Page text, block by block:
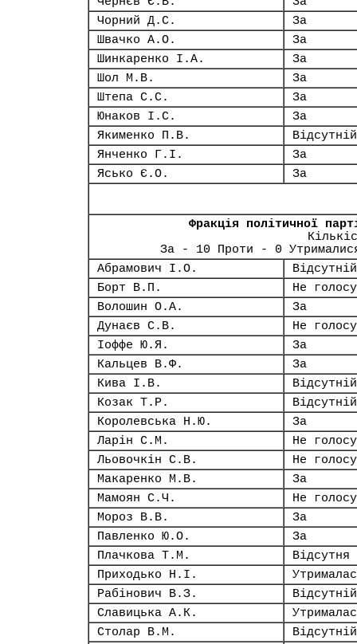
Чорний Д.С.
За
Швачко А.О.
За
Шинкаренко І.А.
За
Шол М.В.
За
Штепа С.С.
За
Юнаков І.С.
За
Якименко П.В.
Відсутній
Янченко Г.І.
За
Ясько Є.О.
За
Фракція політичної
За - 10 Проти - 0
Абрамович І.О.
Відсутній
Борт В.П.
Не
Волошин О.А.
За
Дунаєв С.В.
Не
Іоффе Ю.Я.
За
Кальцев В.Ф.
За
Кива І.В.
Відсутній
Козак Т.Р.
Відсутній
Королевська Н.Ю.
За
Ларін С.М.
Не
Льовочкін С.В.
Не
Макаренко М.В.
За
Мамоян С.Ч.
Не
Мороз В.В.
За
Павленко Ю.О.
За
Плачкова Т.М.
Відсутня
Приходько Н.І.
Рабінович В.З.
Відсутній
Славицька А.К.
Столар В.М.
Відсутній